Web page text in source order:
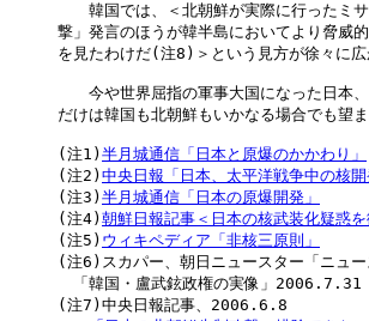
韓国では、＜北朝鮮が実際に行ったミサ
撃」発言のほうが韓半島においてより脅威
を見たわけだ(注8)＞という見方が徐々に広
今や世界屈指の軍事大国になった日本、
だけは韓国も北朝鮮もいかなる場合でも望ま
(注1) 半月城通信「日本と原爆のかかわり」
(注2) 中央日報「日本、太平洋戦争中の核
(注3) 半月城通信「日本の原爆開発」
(注4) 朝鮮日報記事＜日本の核武装化疑惑
(注5) ウィキペディア「非核三原則」
(注6)スカパー、朝日ニュースター「ニュー
「韓国・盧武鉉政権の実像」2006.7.31
(注7)中央日報記事、2006.6.8